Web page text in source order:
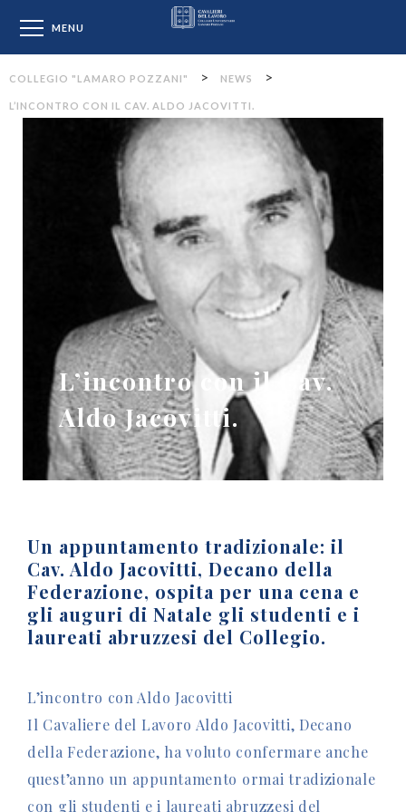
MENU
COLLEGIO "LAMARO POZZANI" > NEWS >
L’INCONTRO CON IL CAV. ALDO JACOVITTI.
L’incontro con il Cav.
Aldo Jacovitti.
Un appuntamento tradizionale: il
Cav. Aldo Jacovitti, Decano della
Federazione, ospita per una cena e
gli auguri di Natale gli studenti e i
laureati abruzzesi del Collegio.
L’incontro con Aldo Jacovitti
Il Cavaliere del Lavoro Aldo Jacovitti, Decano
della Federazione, ha voluto confermare anche
quest’anno un appuntamento ormai tradizionale
con gli studenti e i laureati abruzzesi del